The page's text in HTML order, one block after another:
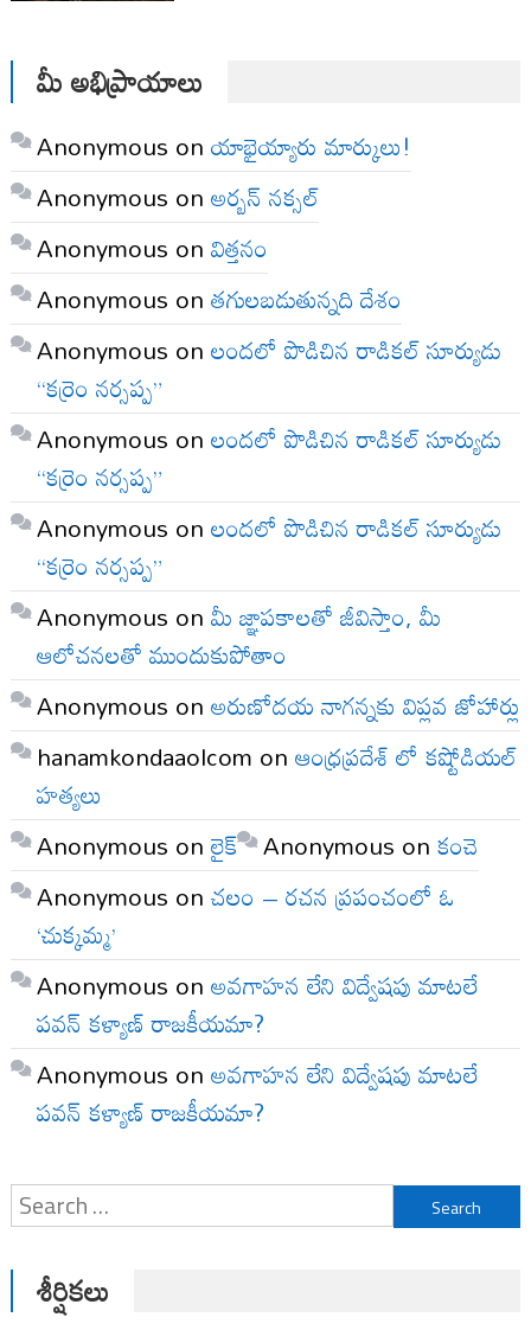
మీ అభిప్రాయాలు
Anonymous onయాభైయ్యారు మార్కులు!
Anonymous onఅర్బన్ నక్సల్
Anonymous onవిత్తనం
Anonymous onతగులబడుతున్నది దేశం
Anonymous onలందలో పొడిచిన రాడికల్ సూర్యుడు
“కర్రెం నర్సప్ప”
Anonymous onలందలో పొడిచిన రాడికల్ సూర్యుడు
“కర్రెం నర్సప్ప”
Anonymous onలందలో పొడిచిన రాడికల్ సూర్యుడు
“కర్రెం నర్సప్ప”
Anonymous onమీ జ్ఞాపకాలతో జీవిస్తాం, మీ
ఆలోచనలతో ముందుకుపోతాం
Anonymous onఅరుణోదయ నాగన్నకు విప్లవ జోహార్లు
hanamkondaaolcom onఆంధ్రప్రదేశ్ లో కష్టోడియల్
హత్యలు
Anonymous onలైక్ Anonymous onకంచె
Anonymous onచలం – రచన ప్రపంచంలో ఓ
‘చుక్కమ్మ’
Anonymous onఅవగాహన లేని విద్వేషపు మాటలే
పవన్ కళ్యాణ్ రాజకీయమా?
Anonymous onఅవగాహన లేని విద్వేషపు మాటలే
పవన్ కళ్యాణ్ రాజకీయమా?
Search
for:
శీర్షికలు